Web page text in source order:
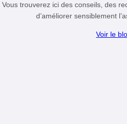
Vous trouverez ici des conseils, des
d’améliorer sensiblement
Voir le